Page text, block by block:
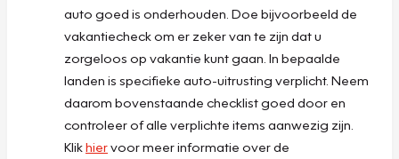
auto goed is onderhouden. Doe bijvoorbeeld de
vakantiecheck om er zeker van te zijn dat u
zorgeloos op vakantie kunt gaan. In bepaalde
landen is specifieke auto-uitrusting verplicht. Neem
daarom bovenstaande checklist goed door en
controleer of alle verplichte items aanwezig zijn.
Klikhiervoor meer informatie over de